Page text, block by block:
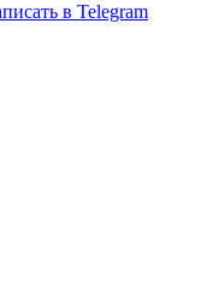
в Telegram